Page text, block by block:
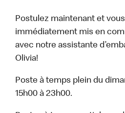
Postulez maintenant et
immédiatement mis en
avec notre assistante
Olivia!
Poste à temps plein du
15h00 à 23h00.